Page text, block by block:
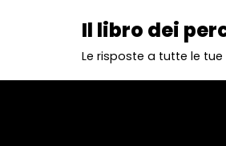
Il libro dei
Le risposte a tutte le